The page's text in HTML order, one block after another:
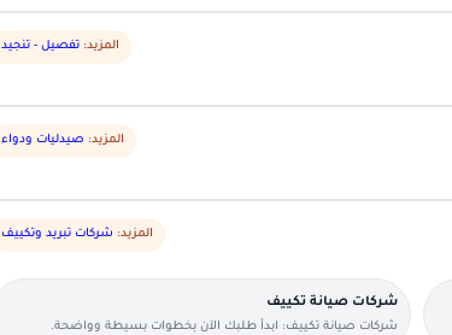
المزيد: تفصيل - تنجيد
المزيد: صيدليات ودواء
المزيد: شركات تبريد وتكييف
شركات صيانة تكييف
شركات صيانة تكييف: ابدأ طلبك الآن بخطوات بسيطة وواضحة.